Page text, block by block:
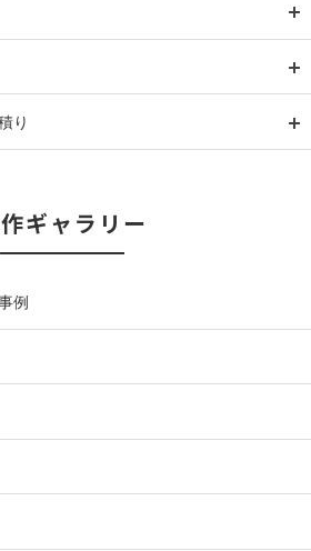
り
ギャラリー
例